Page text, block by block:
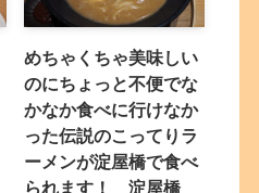
めちゃくちゃ美味しい
のにちょっと不便でな
かなか食べに行けなか
った伝説のこってりラ
ーメンが淀屋橋で食べ
られます！ 淀屋橋